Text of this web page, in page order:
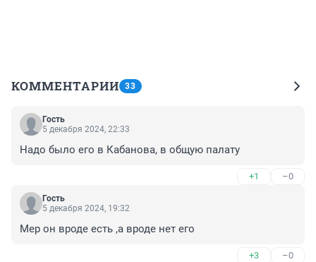
КОММЕНТАРИИ 33
Гость
5 декабря 2024, 22:33
Надо было его в Кабанова, в общую палату
+1 –0
Гость
5 декабря 2024, 19:32
Мер он вроде есть ,а вроде нет его
+3 –0